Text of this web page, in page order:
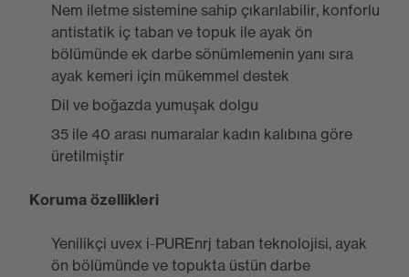
Nem iletme sistemine sahip çıkarılabilir, konforlu
antistatik iç taban ve topuk ile ayak ön
bölümünde ek darbe sönümlemenin yanı sıra
ayak kemeri için mükemmel destek
Dil ve boğazda yumuşak dolgu
35 ile 40 arası numaralar kadın kalıbına göre
üretilmiştir
Koruma özellikleri
Yenilikçi uvex i-PUREnrj taban teknolojisi, ayak
ön bölümünde ve topukta üstün darbe